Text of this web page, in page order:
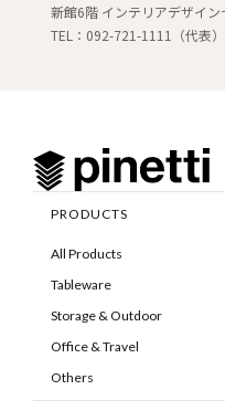
新館6階 インテリアデザイン
TEL：092-721-1111（代表）
PRODUCTS
All Products
Tableware
Storage & Outdoor
Office & Travel
Others